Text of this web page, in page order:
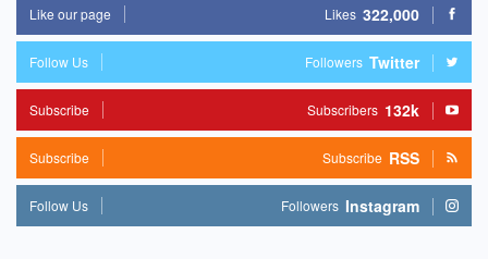
322,000
Likes
Like our page
Twitter
Followers
Follow Us
132k
Subscribers
Subscribe
RSS
Subscribe
Subscribe
Instagram
Followers
Follow Us